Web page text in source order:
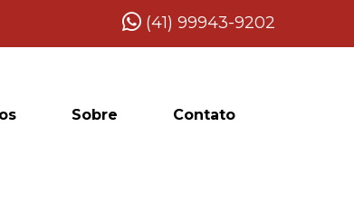
(41) 99943-9202
Sobre Contato